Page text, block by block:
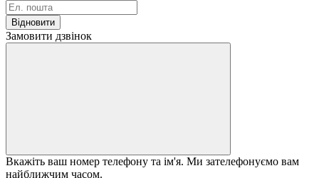
Відновити
Замовити дзвінок
Вкажіть ваш номер телефону та ім'я. Ми зателефонуємо вам
найближчим часом.